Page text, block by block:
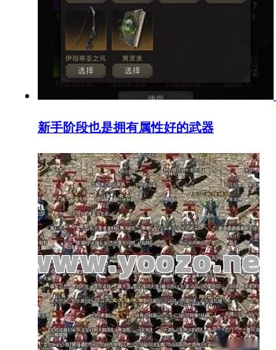
新手阶段也是拥有属性好的武器